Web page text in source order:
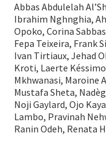
Abbas Abdulelah
Ibrahim Nghnghia,
Opoko, Corina
Fepa Teixeira, Frank
Ivan Tirtiaux, Jehad
Kroti, Laerte
Mkhwanasi, Maroine
Mustafa Sheta,
Noji Gaylard, Ojo
Lambo, Pravinah
Ranin Odeh, Renata